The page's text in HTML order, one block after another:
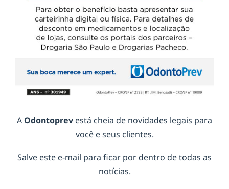
A Odontoprev está cheia de novidades legais para
você e seus clientes.
Salve este e-mail para ficar por dentro de todas as
notícias.